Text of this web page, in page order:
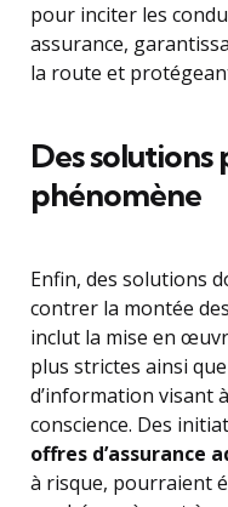
pour inciter les
assurance,
la route et
Des
phénomène
Enfin, des solutions
contrer la montée
inclut la mise en
plus strictes ainsi
d’information visant
conscience. Des
offres d’assurance
à risque, pourraient